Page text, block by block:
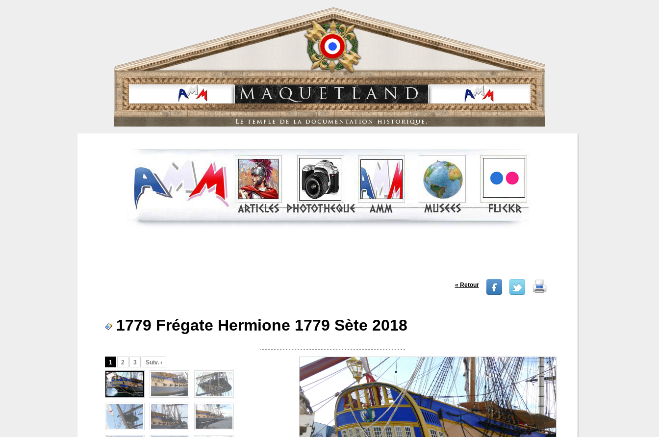
« Retour
1779 Frégate Hermione 1779 Sète 2018
1 2 3 Suiv. ›